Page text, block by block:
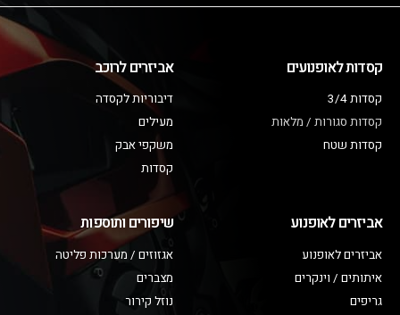
קסדות לאופנועים
קסדות 3/4
קסדות סגורות / מלאות
קסדות שטח
אביזרים לרוכב
דיבוריות לקסדה
מעילים
משקפי אבק
קסדות
אביזרים לאופנוע
אביזרים לאופנוע
איתותים / וינקרים
גריפים
שיפורים ותוספות
אגזוזים / מערכות פליטה
מצברים
נוזל קירור